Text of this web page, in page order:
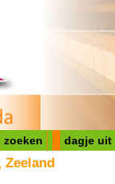
zoeken dagje uit
Zeeland